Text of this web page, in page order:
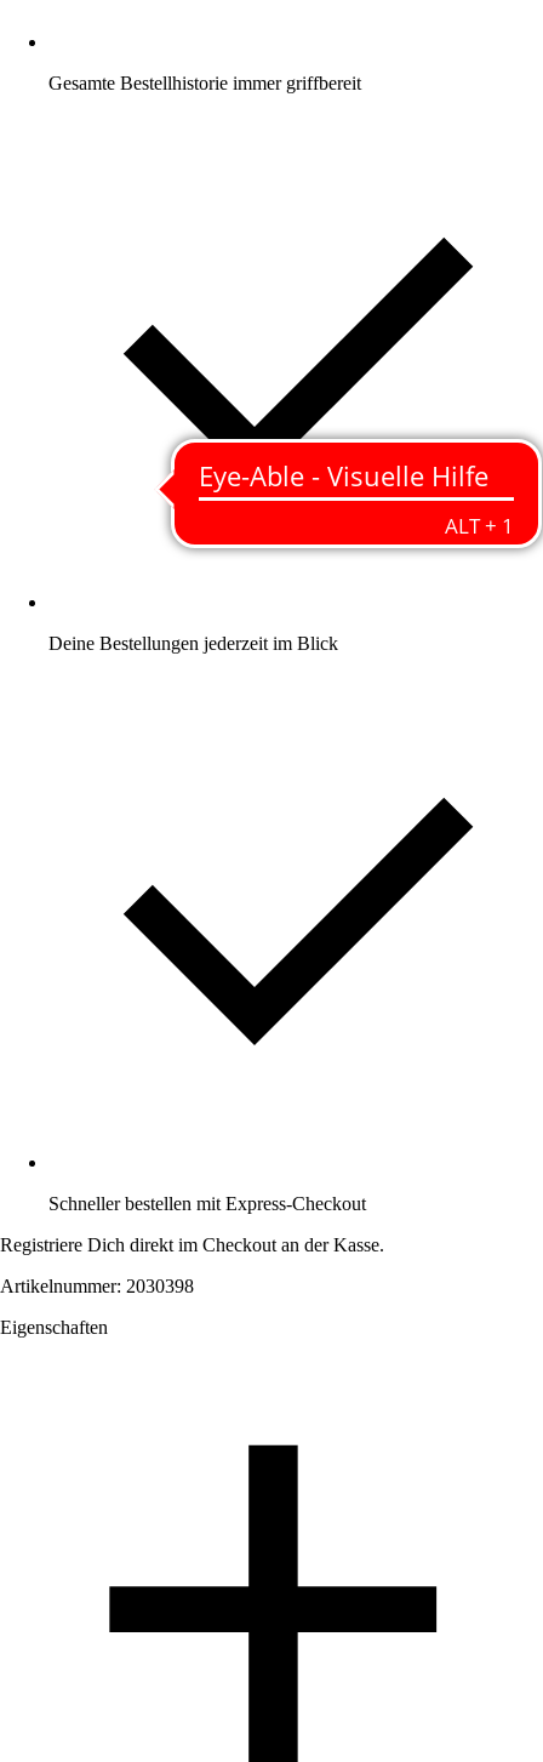
Gesamte Bestellhistorie immer griffbereit
Deine Bestellungen jederzeit im Blick
Schneller bestellen mit Express-Checkout
Registriere Dich direkt im Checkout an der Kasse.
Artikelnummer: 2030398
Eigenschaften